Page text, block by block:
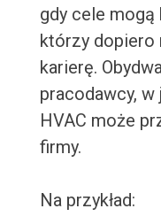
gdy cele mogą
którzy dopiero
karierę.
pracodawcy,
HVAC może
firmy.
Na przykład: